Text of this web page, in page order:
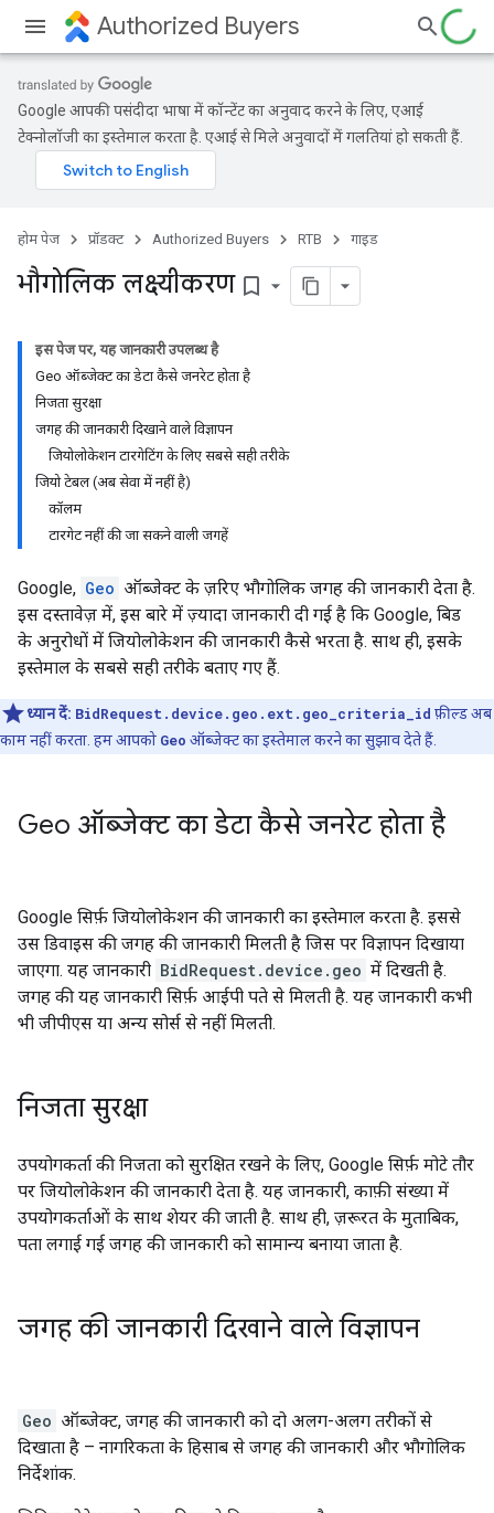
Authorized Buyers
Google आपकी पसंदीदा भाषा में कॉन्टेंट का अनुवाद करने के लिए, एआई
टेक्नोलॉजी का इस्तेमाल करता है. एआई से मिले अनुवादों में गलतियां हो सकती हैं.
होम पेज प्रॉडक्ट Authorized Buyers RTB गाइड
भौगोलिक लक्ष्यीकरण bookmark_border
इस पेज पर, यह जानकारी उपलब्ध है
Geo ऑब्जेक्ट का डेटा कैसे जनरेट होता है
निजता सुरक्षा
जगह की जानकारी दिखाने वाले विज्ञापन
जियोलोकेशन टारगेटिंग के लिए सबसे सही तरीके
जियो टेबल (अब सेवा में नहीं है)
कॉलम
टारगेट नहीं की जा सकने वाली जगहें
Google, Geo ऑब्जेक्ट के ज़रिए भौगोलिक जगह की जानकारी देता है.
इस दस्तावेज़ में, इस बारे में ज़्यादा जानकारी दी गई है कि Google, बिड
के अनुरोधों में जियोलोकेशन की जानकारी कैसे भरता है. साथ ही, इसके
इस्तेमाल के सबसे सही तरीके बताए गए हैं.
ध्यान दें: BidRequest.device.geo.ext.geo_criteria_id फ़ील्ड अब
काम नहीं करता. हम आपको Geo ऑब्जेक्ट का इस्तेमाल करने का सुझाव देते हैं.
Geo ऑब्जेक्ट का डेटा कैसे जनरेट होता है
Google सिर्फ़ जियोलोकेशन की जानकारी का इस्तेमाल करता है. इससे
उस डिवाइस की जगह की जानकारी मिलती है जिस पर विज्ञापन दिखाया
जाएगा. यह जानकारी BidRequest.device.geo में दिखती है.
जगह की यह जानकारी सिर्फ़ आईपी पते से मिलती है. यह जानकारी कभी
भी जीपीएस या अन्य सोर्स से नहीं मिलती.
निजता सुरक्षा
उपयोगकर्ता की निजता को सुरक्षित रखने के लिए, Google सिर्फ़ मोटे तौर
पर जियोलोकेशन की जानकारी देता है. यह जानकारी, काफ़ी संख्या में
उपयोगकर्ताओं के साथ शेयर की जाती है. साथ ही, ज़रूरत के मुताबिक,
पता लगाई गई जगह की जानकारी को सामान्य बनाया जाता है.
जगह की जानकारी दिखाने वाले विज्ञापन
Geo ऑब्जेक्ट, जगह की जानकारी को दो अलग-अलग तरीकों से
दिखाता है – नागरिकता के हिसाब से जगह की जानकारी और भौगोलिक
निर्देशांक.